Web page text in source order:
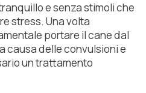
e senza stimoli che
stress. Una volta
portare il cane dal
causa delle convulsioni e
un trattamento